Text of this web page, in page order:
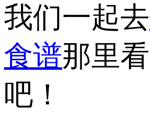
我们一起去
食谱那里
吧！